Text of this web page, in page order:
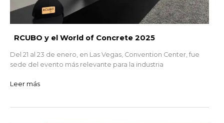
RCUBO y el World of Concrete 2025
Del 21 al 23 de enero, en Las Vegas, Convention Center, fue
sede del evento más relevante para la industria
Leer más